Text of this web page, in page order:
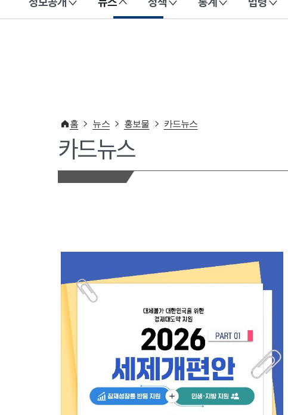
이 누리집은 대한민국 공식 전자정부 누리집입니다.
홈 뉴스 홍보물 카드뉴스
카드뉴스